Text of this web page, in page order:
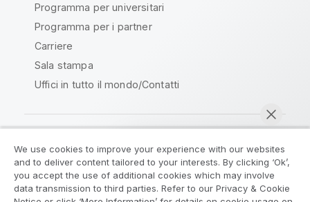
Programma per universitari
Programma per i partner
Carriere
Sala stampa
Uffici in tutto il mondo/Contatti
Qlik Community
Contratti Termini del prodotto
We use cookies to improve your experience with our websites
and to deliver content tailored to your interests. By clicking ‘Ok’,
you accept the use of additional cookies which may involve
data transmission to third parties. Refer to our Privacy & Cookie